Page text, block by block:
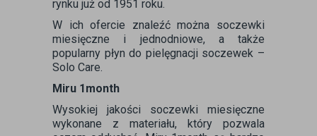
rynku już od 1951 roku.
W ich ofercie znaleźć można soczewki
miesięczne i jednodniowe, a także
popularny płyn do pielęgnacji soczewek –
Solo Care.
Miru 1month
Wysokiej jakości soczewki miesięczne
wykonane z materiału, który pozwala